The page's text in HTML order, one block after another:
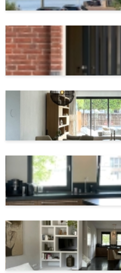
een comfortabele plek om
wat je verder nodig hebt is al
Interesse? Stuur dan je
gouda-woerden@123wonen.nl
Bijzonderheden:
Huurperiode 18 september
Huurperiode 4 maanden,
diplomaten clausule
Voorschot € 325,00
internet/tv)
Exclusief gemeentelijke
Woonoppervlak 166 m2
Geheel voorzien van
regelbaar
Met warm weer kan de
gezet worden